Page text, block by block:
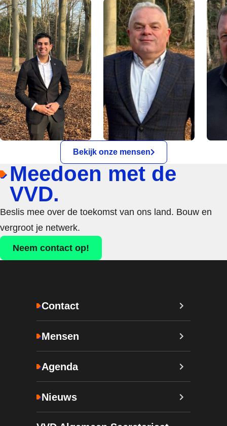
Bekijk onze mensen
Meedoen met de
VVD.
Beslis mee over de toekomst van ons land. Bouw en
vergroot je netwerk.
Neem contact op!
Contact
Mensen
Agenda
Nieuws